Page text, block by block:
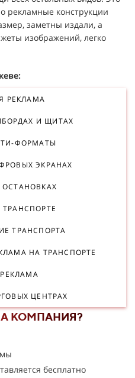
рекламные конструкции
заметны издали, а
изображений, легко
РЕКЛАМА
И ЩИТАХ
ФОРМАТЫ
ЭКРАНАХ
ТРАНСПОРТА
НА ТРАНСПОРТЕ
РЕКЛАМА
ЦЕНТРАХ
КОМПАНИЯ?
бесплатно